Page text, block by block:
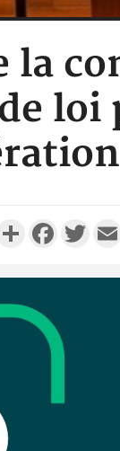
la
loi
PartagerFacebook
Iyodi